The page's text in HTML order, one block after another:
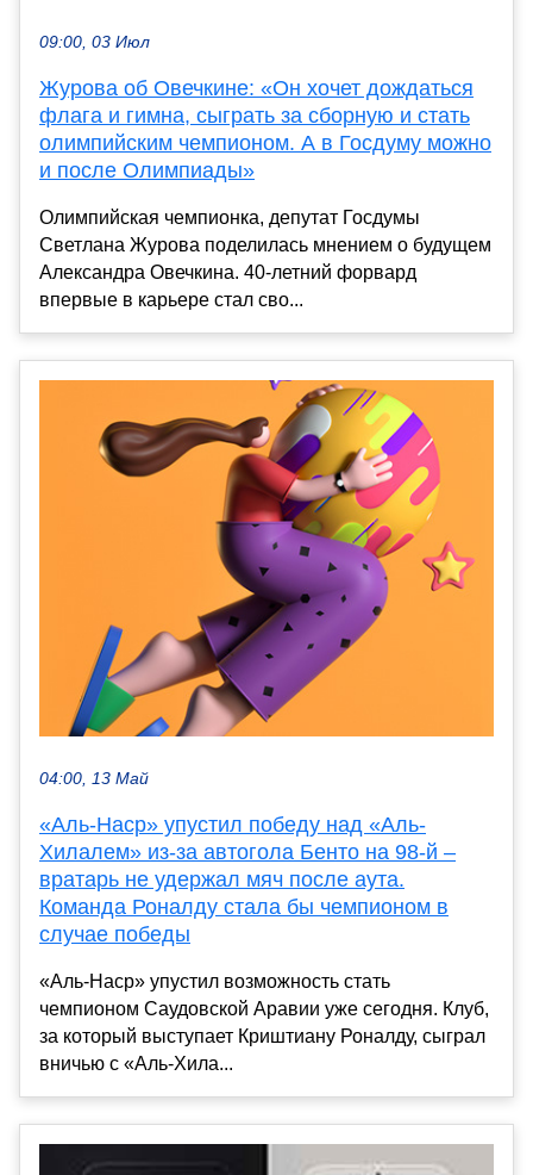
09:00, 03 Июл
Журова об Овечкине: «Он хочет дождаться
флага и гимна, сыграть за сборную и стать
олимпийским чемпионом. А в Госдуму можно
и после Олимпиады»
Олимпийская чемпионка, депутат Госдумы
Светлана Журова поделилась мнением о будущем
Александра Овечкина. 40-летний форвард
впервые в карьере стал сво...
04:00, 13 Май
«Аль-Наср» упустил победу над «Аль-
Хилалем» из-за автогола Бенто на 98-й –
вратарь не удержал мяч после аута.
Команда Роналду стала бы чемпионом в
случае победы
«Аль-Наср» упустил возможность стать
чемпионом Саудовской Аравии уже сегодня. Клуб,
за который выступает Криштиану Роналду, сыграл
вничью с «Аль-Хила...